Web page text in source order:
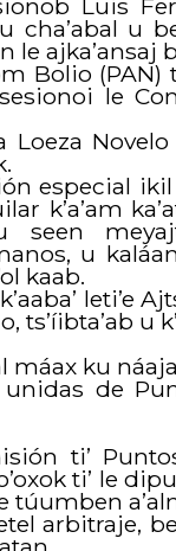
Luis
cha’abal u
le
Bolio (PAN)
sesionoi le
Novelo
especial
k’a’am
seen
u
kaab.
leti’e
ts’íibta’ab u
máax ku
de
ti’
ti’ le
túumben
arbitraje,